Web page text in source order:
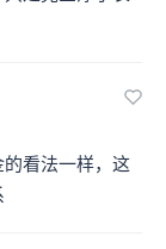
看法一样，这